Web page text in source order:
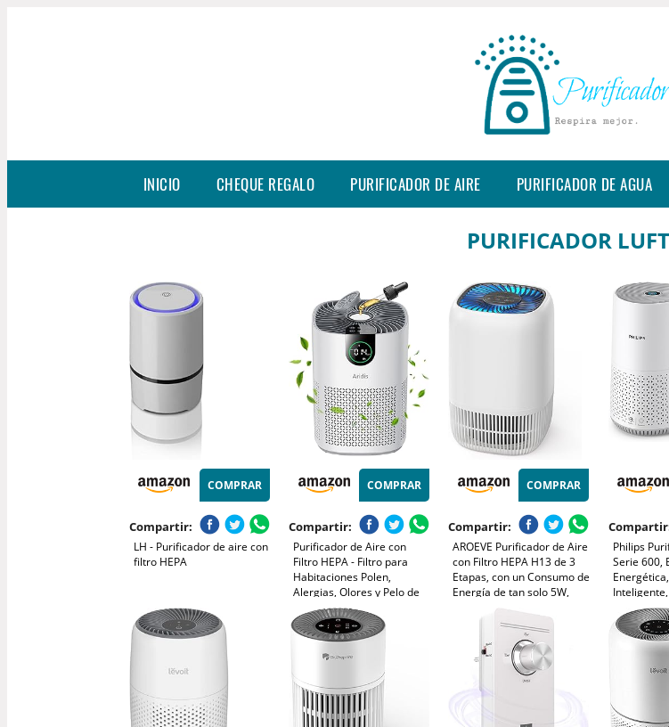
INICIO CHEQUE REGALO PURIFICADOR DE AIRE PURIFICADOR DE AGUA
PURIFICADOR
COMPRAR
Compartir:
LH - Purificador de aire con
filtro HEPA
COMPRAR
Compartir:
Purificador de Aire con
Filtro HEPA - Filtro para
Habitaciones Polen,
Alergias, Olores y Pelo de
Mascotas, con Esponja de
Aromaterapia, 7.2W y 3
Velocidades, Silencioso
Versión Mejorada
COMPRAR
Compartir:
AROEVE Purificador de Aire
con Filtro HEPA H13 de 3
Etapas, con un Consumo de
Energía de tan solo 5W,
Silencioso a 22db con
Aroma, Combate el Polen,
el Humo y el Pelo de
Mascotas
Philips
Serie 600,
Alérgicos,
99,97%,
Control
Blanco